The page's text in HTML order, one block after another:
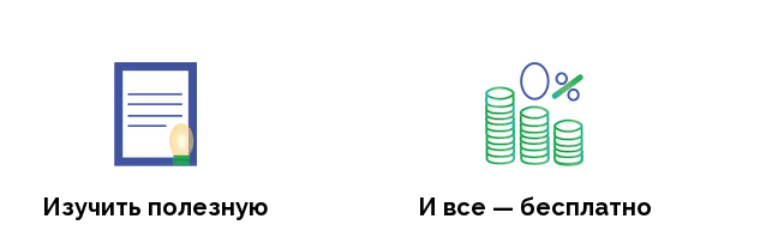
Изучить полезную
И все — бесплатно